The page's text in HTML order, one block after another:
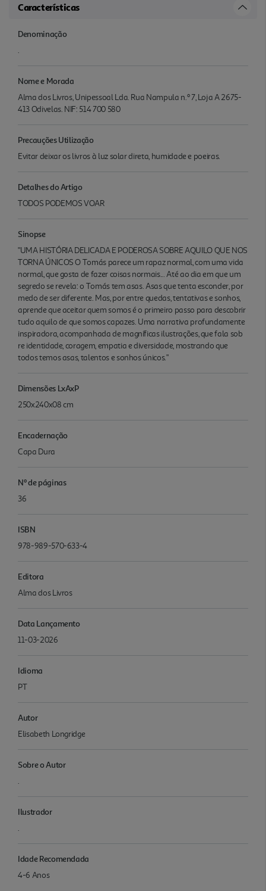
Características
Denominação
.
Nome e Morada
Alma dos Livros, Unipessoal Lda. Rua Nampula n.º 7, Loja A 2675-
413 Odivelas. NIF: 514 700 580
Precauções Utilização
Evitar deixar os livros à luz solar direta, humidade e poeiras.
Detalhes do Artigo
TODOS PODEMOS VOAR
Sinopse
"UMA HISTÓRIA DELICADA E PODEROSA SOBRE AQUILO QUE NOS
TORNA ÚNICOS O Tomás parece um rapaz normal, com uma vida
normal, que gosta de fazer coisas normais... Até ao dia em que um
segredo se revela: o Tomás tem asas. Asas que tenta esconder, por
medo de ser diferente. Mas, por entre quedas, tentativas e sonhos,
aprende que aceitar quem somos é o primeiro passo para descobrir
tudo aquilo de que somos capazes. Uma narrativa profundamente
inspiradora, acompanhada de magníficas ilustrações, que fala sob
re identidade, coragem, empatia e diversidade, mostrando que
todos temos asas, talentos e sonhos únicos."
Dimensões LxAxP
250x240x08 cm
Encadernação
Capa Dura
Nº de páginas
36
ISBN
978-989-570-633-4
Editora
Alma dos Livros
Data Lançamento
11-03-2026
Idioma
PT
Autor
Elisabeth Longridge
Sobre o Autor
.
Ilustrador
.
Idade Recomendada
4-6 Anos